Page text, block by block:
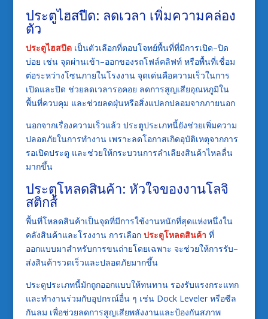
ประตูไฮสปีด: ลดเวลา เพิ่มความคล่อง
ตัว
ประตูไฮสปีด เป็นตัวเลือกที่ตอบโจทย์พื้นที่ที่มีการเปิด–ปิด
บ่อย เช่น จุดผ่านเข้า–ออกของรถโฟล์คลิฟท์ หรือพื้นที่เชื่อม
ต่อระหว่างโซนภายในโรงงาน จุดเด่นคือความเร็วในการ
เปิดและปิด ช่วยลดเวลารอคอย ลดการสูญเสียอุณหภูมิใน
พื้นที่ควบคุม และช่วยลดฝุ่นหรือสิ่งแปลกปลอมจากภายนอก
นอกจากเรื่องความเร็วแล้ว ประตูประเภทนี้ยังช่วยเพิ่มความ
ปลอดภัยในการทำงาน เพราะลดโอกาสเกิดอุบัติเหตุจากการ
รอเปิดประตู และช่วยให้กระบวนการลำเลียงสินค้าไหลลื่น
มากขึ้น
ประตูโหลดสินค้า: หัวใจของงานโลจิ
สติกส์
พื้นที่โหลดสินค้าเป็นจุดที่มีการใช้งานหนักที่สุดแห่งหนึ่งใน
คลังสินค้าและโรงงาน การเลือก ประตูโหลดสินค้า ที่
ออกแบบมาสำหรับการขนถ่ายโดยเฉพาะ จะช่วยให้การรับ–
ส่งสินค้ารวดเร็วและปลอดภัยมากขึ้น
ประตูประเภทนี้มักถูกออกแบบให้ทนทาน รองรับแรงกระแทก
และทำงานร่วมกับอุปกรณ์อื่น ๆ เช่น Dock Leveler หรือซีล
กันลม เพื่อช่วยลดการสูญเสียพลังงานและป้องกันสภาพ